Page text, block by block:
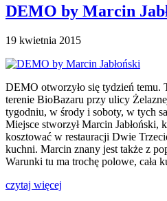
DEMO by Marcin
19 kwietnia 2015
DEMO otworzyło się tydzień temu.
terenie BioBazaru przy ulicy
tygodniu, w środy i soboty, w tych
Miejsce stworzył Marcin Jabłoński,
kosztować w restauracji Dwie
kuchni. Marcin znany jest także z
Warunki tu ma trochę polowe, cała
czytaj więcej